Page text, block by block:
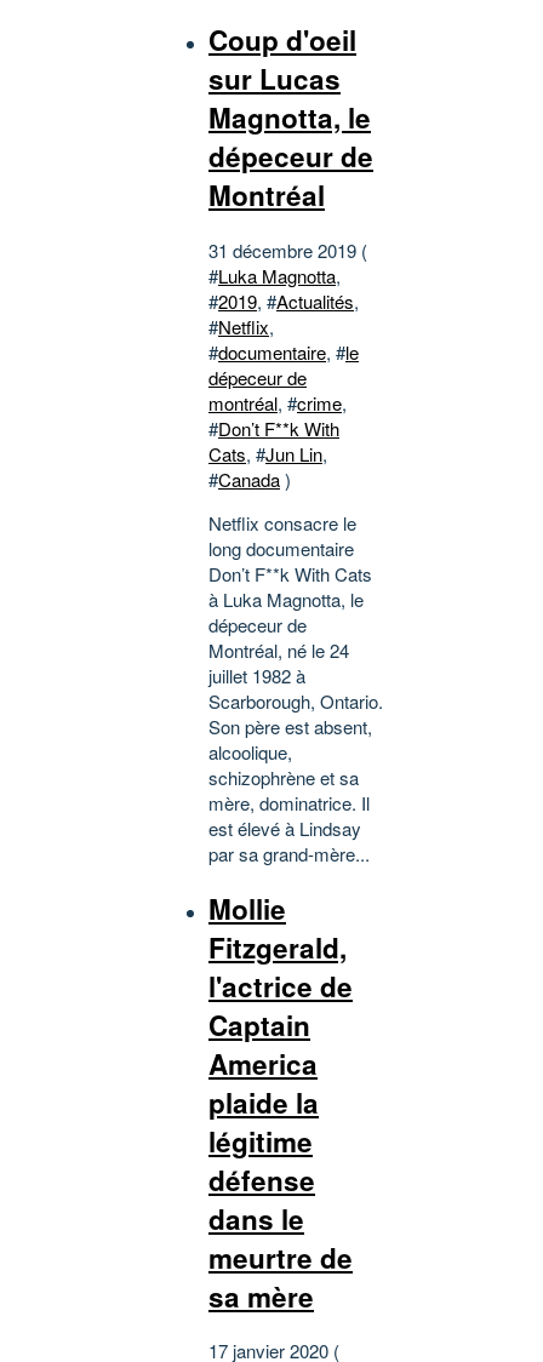
Coup d'oeil
sur Lucas
Magnotta, le
dépeceur de
Montréal
31 décembre 2019 (
#Luka Magnotta,
#2019, #Actualités,
#Netflix,
#documentaire, #le
dépeceur de
montréal, #crime,
#Don’t F**k With
Cats, #Jun Lin,
#Canada)
Netflix consacre le
long documentaire
Don’t F**k With Cats
à Luka Magnotta, le
dépeceur de
Montréal, né le 24
juillet 1982 à
Scarborough, Ontario.
Son père est absent,
alcoolique,
schizophrène et sa
mère, dominatrice. Il
est élevé à Lindsay
par sa grand-mère...
Mollie
Fitzgerald,
l'actrice de
Captain
America
plaide la
légitime
défense
dans le
meurtre de
sa mère
17 janvier 2020 (